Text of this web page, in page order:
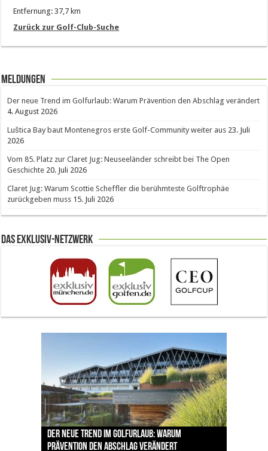
Entfernung: 37,7 km
Zurück zur Golf-Club-Suche
Meldungen
Der neue Trend im Golfurlaub: Warum Prävention den Abschlag verändert
4. August 2026
Luštica Bay baut Montenegros erste Golf-Community weiter aus 23. Juli
2026
Vom 85. Platz zur Claret Jug: Neuseeländer schreibt bei The Open
Geschichte 20. Juli 2026
Claret Jug: Warum Scottie Scheffler die berühmteste Golftrophäe
zurückgeben muss 15. Juli 2026
Das Exklusiv-Netzwerk
Der neue Trend im Golfurlaub: Warum
Prävention den Abschlag verändert
Luštica Bay baut Montenegros erste Golf-
Community weiter aus
Vom 85. Platz zur Claret Jug: Neuseeländer
schreibt bei The Open Geschichte
Claret Jug: Warum Scottie Scheffler die
berühmteste Golftrophäe zurückgeben muss
The Open 2026 in Royal Birkdale: Warum der
traditionsreiche Linksplatz zu den größten
Herausforderungen im Golfsport zählt